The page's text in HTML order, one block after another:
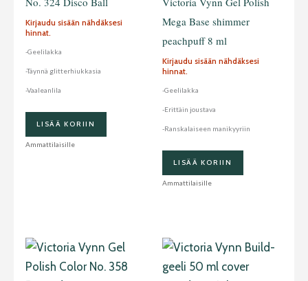
Kirjaudu sisään nähdäksesi
hinnat.
-Geelilakka
-Täynnä glitterhiukkasia
-Vaaleanlila
LISÄÄ KORIIN
Ammattilaisille
Mega Base shimmer
peachpuff 8 ml
Kirjaudu sisään nähdäksesi
hinnat.
-Geelilakka
-Erittäin joustava
-Ranskalaiseen manikyyriin
LISÄÄ KORIIN
Ammattilaisille